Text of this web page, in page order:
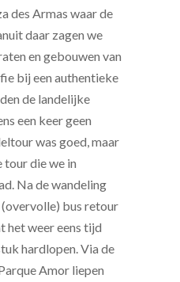
des Armas waar de
daar zagen we
en gebouwen van
bij een authentieke
de landelijke
een keer geen
was goed, maar
tour die we in
Na de wandeling
(overvolle) bus retour
het weer eens tijd
hardlopen. Via de
Amor liepen